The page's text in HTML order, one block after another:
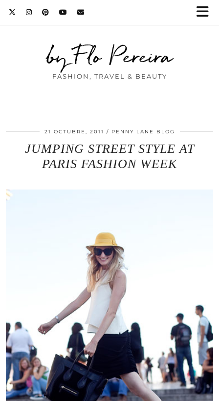
by Flo Pereira
FASHION, TRAVEL & BEAUTY
21 OCTUBRE, 2011 PENNY LANE BLOG
JUMPING STREET STYLE AT
PARIS FASHION WEEK